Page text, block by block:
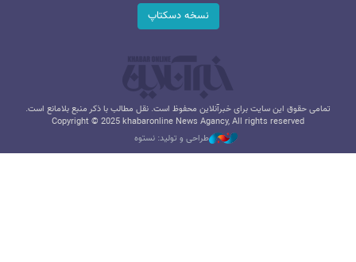
نسخه دسکتاپ
تمامی حقوق این سایت برای خبرآنلاین محفوظ است. نقل مطالب با ذکر منبع بلامانع است.
Copyright © 2025 khabaronline News Agancy, All rights reserved
طراحی و تولید: نستوه